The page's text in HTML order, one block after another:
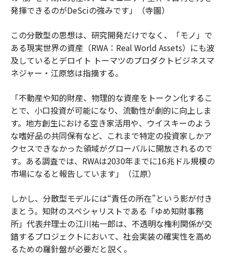
発揮できるのがDeSciの強みです」（寺園）
この分散型の思想は、研究開発だけでなく、「モノ」で
ある現実世界の資産（RWA：Real World Assets）にも波
及しているとデロイト トーマツのプロダクトビジネスマ
ネジャー・江原悠は指摘する。
「不動産や知的財産、物理的な資産をトークン化するこ
とで、小口投資が可能になり、流動性が劇的に向上しま
す。地方創生における空き家活用や、ウイスキーのよう
な嗜好品の共同保有など、これまで特定の投資家しかア
クセスできなかった領域がグローバルに開放されるので
す。ある調査では、RWAは2030年までに16兆ドル規模の
市場になると報告しています」（江原）
しかし、分散型モデルには“責任の所在”という影が付き
まとう。知財のスペシャリストである「ゆめ知財事務
所」代表弁理士の江川祐一郎は、不透明な権利関係が交
錯するプロジェクトにおいて、社会実装の確実性を高め
るための羅針盤が必要だと説く。